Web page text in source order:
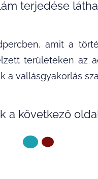
terjedése
amit a
területeken az
a vallásgyakorlás
a következő